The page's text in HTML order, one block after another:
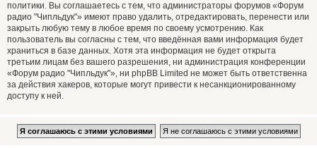
политики. Вы соглашаетесь с тем, что администраторы форумов «Форум
радио "Чипльдук"» имеют право удалить, отредактировать, перенести или
закрыть любую тему в любое время по своему усмотрению. Как
пользователь вы согласны с тем, что введённая вами информация будет
храниться в базе данных. Хотя эта информация не будет открыта
третьим лицам без вашего разрешения, ни администрация конференции
«Форум радио "Чипльдук"», ни phpBB Limited не может быть ответственна
за действия хакеров, которые могут привести к несанкционированному
доступу к ней.